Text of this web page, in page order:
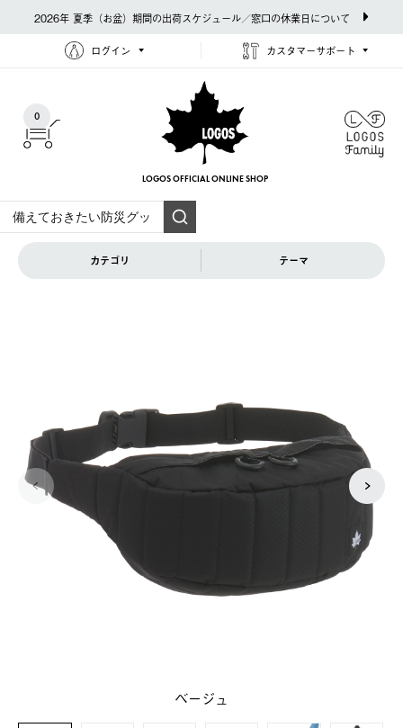
2026年 夏季（お盆）期間の出荷スケジュール／窓口の休業日について
ログイン カスタマーサポート
0
LOGOS OFFICIAL ONLINE SHOP
カテゴリ テーマ
ベージュ